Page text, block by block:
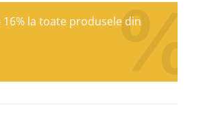
16% la toate produsele din